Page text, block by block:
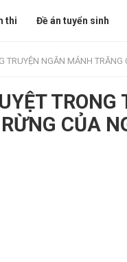
thi Đề án tuyển sinh
NGẮN MẢNH TRĂNG CUỐI RỪNG
TRONG
CỦA